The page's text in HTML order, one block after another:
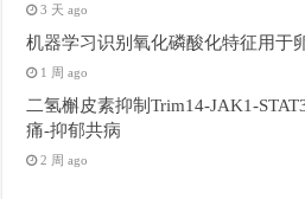
3 天 ago
机器学习识别氧化磷酸化特征用于
1 周 ago
二氢槲皮素抑制Trim14-JAK1-
痛-抑郁共病
2 周 ago